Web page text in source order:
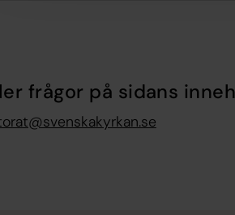
frågor på sidans